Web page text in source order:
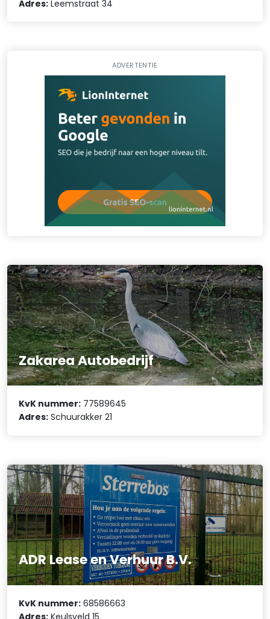
Adres: Leemstraat 34
ADVERTENTIE
Zakarea Autobedrijf
KvK nummer: 77589645
Adres: Schuurakker 21
ADR Lease en Verhuur B.V.
KvK nummer: 68586663
Adres: Keulsveld 15